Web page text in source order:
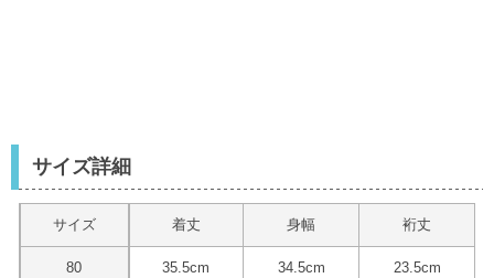
サイズ詳細
サイズ 着丈 身幅 裄丈
80 35.5cm 34.5cm 23.5cm